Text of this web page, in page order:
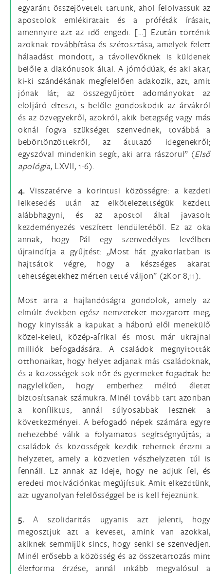
egyaránt összejövetelt tartunk, ahol felolvassuk az
apostolok emlékiratait és a próféták írásait,
amennyire azt az idő engedi. […] Ezután történik
azoknak továbbítása és szétosztása, amelyek felett
hálaadást mondott, a távollevőknek is küldenek
belőle a diakónusok által. A jómódúak, és aki akar,
ki-ki szándékának megfelelően adakozik, azt, amit
jónak lát; az összegyűjtött adományokat az
elöljáró elteszi, s belőle gondoskodik az árvákról
és az özvegyekről, azokról, akik betegség vagy más
oknál fogva szükséget szenvednek, továbbá a
bebörtönzöttekről, az átutazó idegenekről;
egyszóval mindenkin segít, aki arra rászorul” (Első
apológia, LXVII, 1-6).
4.Visszatérve a korintusi közösségre: a kezdeti
lelkesedés után az elkötelezettségük kezdett
alábbhagyni, és az apostol által javasolt
kezdeményezés veszített lendületéből. Ez az oka
annak, hogy Pál egy szenvedélyes levélben
újraindítja a gyűjtést: „Most hát gyakorlatban is
hajtsátok végre, hogy a készséges akarat
tehetségetekhez mérten tetté váljon” (2Kor 8,11).
Most arra a hajlandóságra gondolok, amely az
elmúlt években egész nemzeteket mozgatott meg,
hogy kinyissák a kapukat a háború elől menekülő
közel-keleti, közép-afrikai és most már ukrajnai
milliók befogadására. A családok megnyitották
otthonaikat, hogy helyet adjanak más családoknak,
és a közösségek sok nőt és gyermeket fogadtak be
nagylelkűen, hogy emberhez méltó életet
biztosítsanak számukra. Minél tovább tart azonban
a konfliktus, annál súlyosabbak lesznek a
következményei. A befogadó népek számára egyre
nehezebbé válik a folyamatos segítségnyújtás; a
családok és közösségek kezdik tehernek érezni a
helyzetet, amely a közvetlen vészhelyzeten túl is
fennáll. Ez annak az ideje, hogy ne adjuk fel, és
eredeti motivációnkat megújítsuk. Amit elkezdtünk,
azt ugyanolyan felelősséggel be is kell fejeznünk.
5.A szolidaritás ugyanis azt jelenti, hogy
megosztjuk azt a keveset, amink van azokkal,
akiknek semmijük sincs, hogy senki se szenvedjen.
Minél erősebb a közösség és az összetartozás mint
életforma érzése, annál inkább megvalósul a